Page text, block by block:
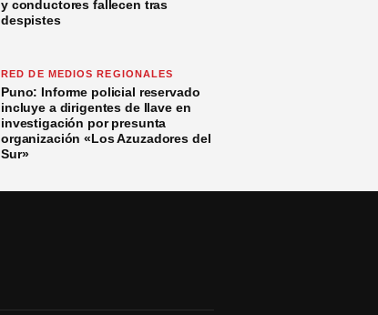
y conductores fallecen tras
despistes
RED DE MEDIOS REGIONALES
Puno: Informe policial reservado
incluye a dirigentes de Ilave en
investigación por presunta
organización «Los Azuzadores del
Sur»